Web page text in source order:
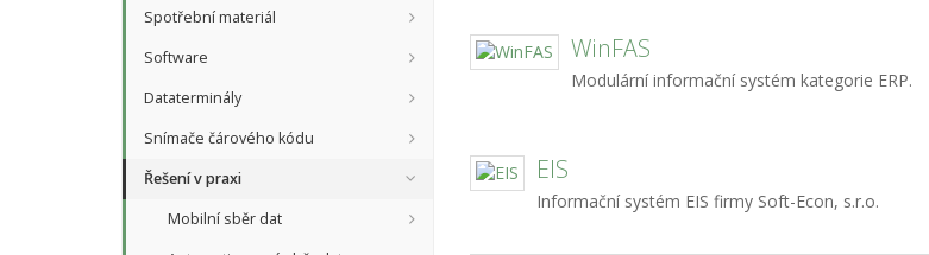
Spotřební materiál
Software
Dataterminály
Snímače čárového kódu
Řešení v praxi
Mobilní sběr dat
WinFAS
Modulární informační systém kategorie ERP.
EIS
Informační systém EIS firmy Soft-Econ, s.r.o.